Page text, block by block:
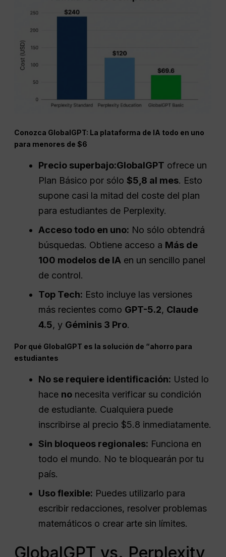
Conozca GlobalGPT: La plataforma de IA todo en uno
para menores de $6
Precio superbajo:GlobalGPT ofrece un
Plan Básico por sólo$5,8 al mes. Esto
supone casi la mitad del coste del plan
para estudiantes de Perplexity.
Acceso todo en uno: No sólo obtendrá
búsquedas. Obtiene acceso a Más de
100 modelos de IA en un sencillo panel
de control.
Top Tech: Esto incluye las versiones
más recientes como GPT-5.2, Claude
4.5, y Géminis 3 Pro.
Por qué GlobalGPT es la solución de “ahorro para
estudiantes
No se requiere identificación: Usted lo
hace no necesita verificar su condición
de estudiante. Cualquiera puede
inscribirse al precio $5.8 inmediatamente.
Sin bloqueos regionales: Funciona en
todo el mundo. No te bloquearán por tu
país.
Uso flexible: Puedes utilizarlo para
escribir redacciones, resolver problemas
matemáticos o crear arte sin límites.
GlobalGPT vs. Perplexity